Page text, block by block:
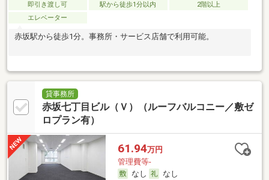
即引き渡し可 駅から徒歩1分以内
2階以上
エレベーター
赤坂駅から徒歩1分。事務所・サービス店舗で利用可能。
貸事務所
赤坂七丁目ビル（Ｖ）（ルーフバルコニー／敷ゼ
ロプラン有）
61.94万円
管理費等-
なし
なし